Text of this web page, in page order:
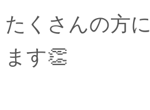
たくさんの方
ます👏